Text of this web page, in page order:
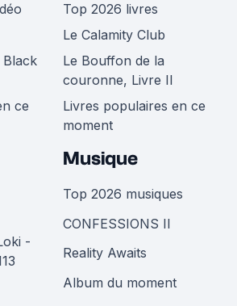
Black
ce
Top 2026 livres
Le Calamity Club
Le Bouffon de la
couronne, Livre II
Livres populaires en ce
moment
-
Musique
Top 2026 musiques
CONFESSIONS II
Reality Awaits
Album du moment